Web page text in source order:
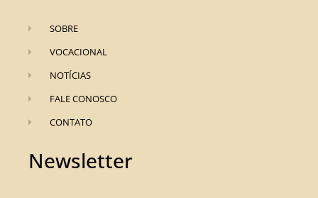
SOBRE
VOCACIONAL
NOTÍCIAS
FALE CONOSCO
CONTATO
Newsletter